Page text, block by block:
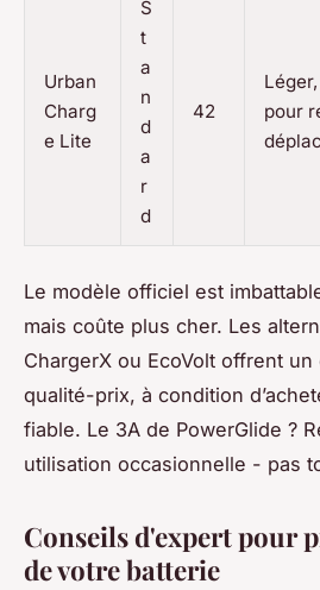
Urban
Charg
e Lite
S
t
a
n
d
a
r
d
42
pour
Le modèle officiel est
mais coûte plus cher. Les
ChargerX ou EcoVolt offrent
qualité-prix, à condition
fiable. Le 3A de PowerGlide ?
utilisation occasionnelle - pas
Conseils d'expert pour
de votre batterie